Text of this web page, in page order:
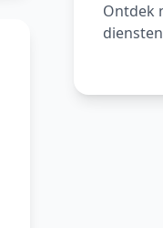
Ontdek